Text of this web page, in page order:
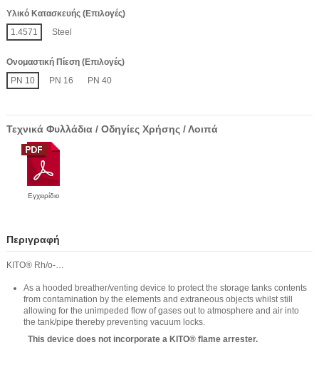
Υλικό Κατασκευής (Επιλογές)
1.4571
Steel
Ονομαστική Πίεση (Επιλογές)
PN 10
PN 16 PN 40
Τεχνικά Φυλλάδια / Οδηγίες Χρήσης / Λοιπά
Εγχειρίδιο
Περιγραφή
KITO® Rh/o-…
As a hooded breather/venting device to protect the storage tanks contents
from contamination by the elements and extraneous objects whilst still
allowing for the unimpeded flow of gases out to atmosphere and air into
the tank/pipe thereby preventing vacuum locks.
This device does not incorporate a KITO® flame arrester.